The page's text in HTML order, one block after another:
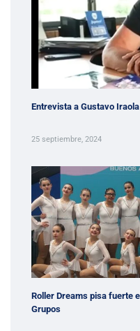
Entrevista a Gustavo Iraola
25 septiembre, 2024
Roller Dreams pisa fuerte en la Copa Nacional Apertura de
Grupos